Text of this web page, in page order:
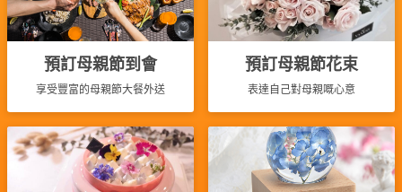
註
冊
服
務
及
預訂母親節到會
享受豐富的母親節大餐外送
預訂母親節花束
表達自己對母親嘅心意